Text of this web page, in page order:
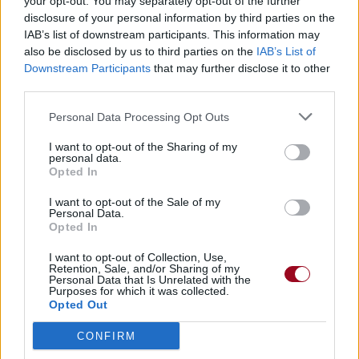
disclosure of your personal information by third parties on the
IAB’s list of downstream participants. This information may
also be disclosed by us to third parties on the IAB’s List of
Downstream Participants that may further disclose it to other
Personal Data Processing Opt Outs
I want to opt-out of the Sharing of my
personal data.
Opted In
I want to opt-out of the Sale of my
Personal Data.
Opted In
I want to opt-out of Collection, Use,
Retention, Sale, and/or Sharing of my
Personal Data that Is Unrelated with the
Purposes for which it was collected.
Opted Out
CONFIRM